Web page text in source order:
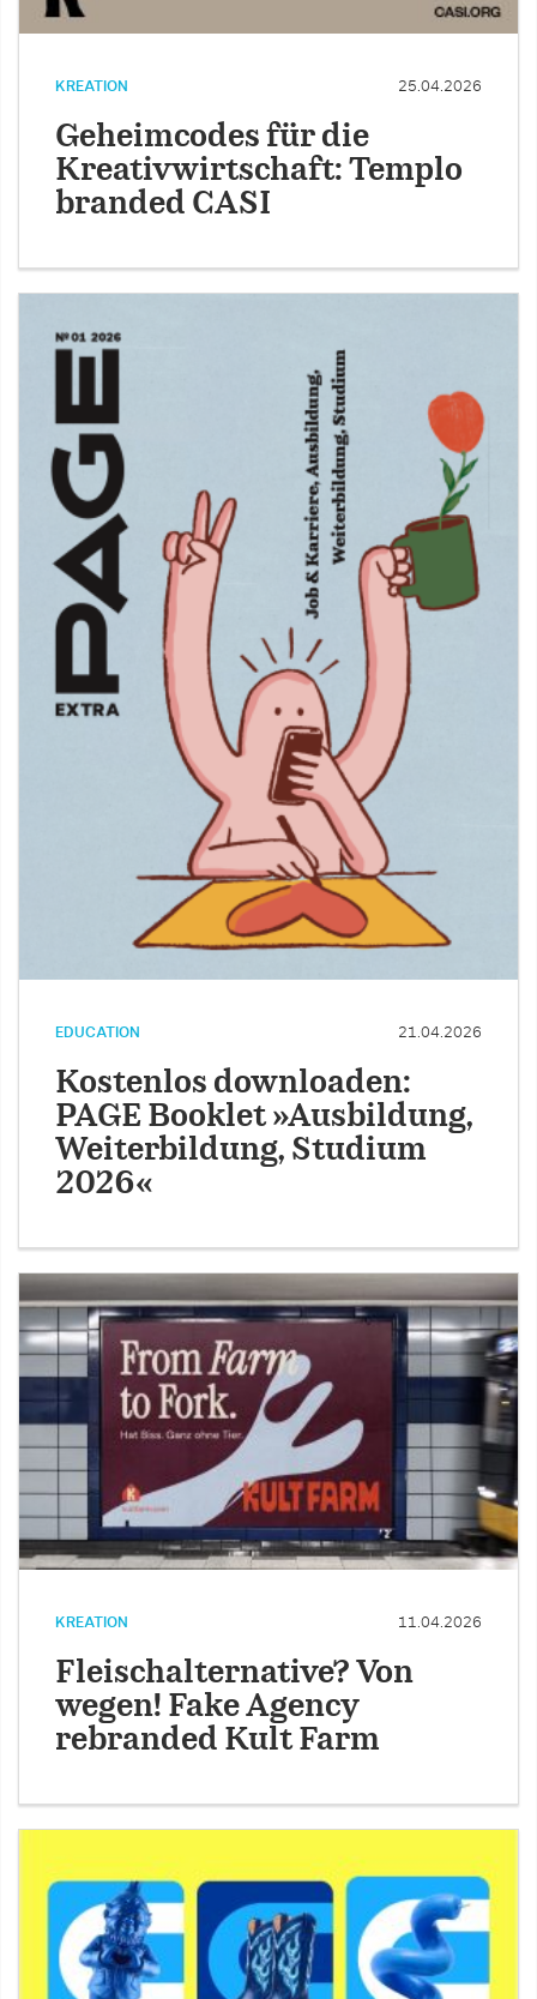
KREATION 25.04.2026
Geheimcodes für die
Kreativwirtschaft: Templo
branded CASI
EDUCATION 21.04.2026
Kostenlos downloaden:
PAGE Booklet »Ausbildung,
Weiterbildung, Studium
2026«
KREATION 11.04.2026
Fleischalternative? Von
wegen! Fake Agency
rebranded Kult Farm